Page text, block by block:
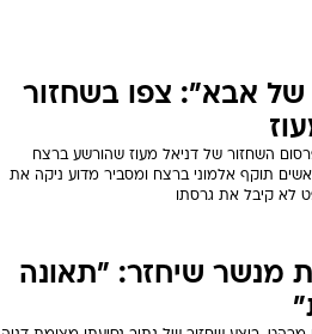
של אבא": צפו בשחזור
השחזור של דניאל מעוז שהורשע ברצח
מאשים תוקף אלמוני ברצח ומסביר מדוע ניקה את
לא קיבל את גרסתו
מנשר שיחזר: "תאונה